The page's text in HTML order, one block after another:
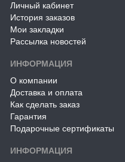
Личный кабинет
История заказов
Мои закладки
Рассылка новостей
ИНФОРМАЦИЯ
О компании
Доставка и оплата
Как сделать заказ
Гарантия
Подарочные сертификаты
ИНФОРМАЦИЯ